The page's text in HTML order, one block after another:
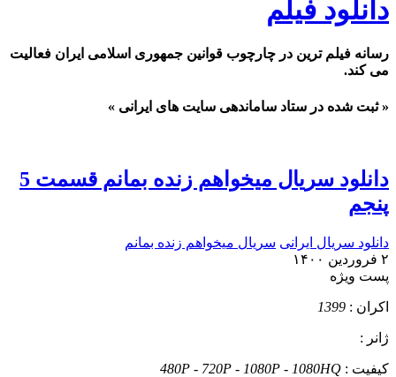
دانلود فیلم
رسانه فیلم ترین در چارچوب قوانین جمهوری اسلامی ایران فعالیت
می کند.
« ثبت شده در ستاد ساماندهی سایت های ایرانی »
دانلود سریال میخواهم زنده بمانم قسمت 5
پنجم
دانلود سریال ایرانی سریال میخواهم زنده بمانم
۲ فروردین ۱۴۰۰
پست ويژه
اکران : 1399
ژانر :
کيفيت : 480P - 720P - 1080P - 1080HQ